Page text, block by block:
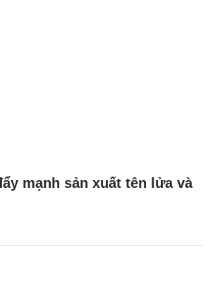
mạnh sản xuất tên lửa và